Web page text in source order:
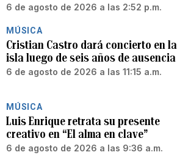
6 de agosto de 2026 a las 2:52 p.m.
MÚSICA
Cristian Castro dará concierto en la
isla luego de seis años de ausencia
6 de agosto de 2026 a las 11:15 a.m.
MÚSICA
Luis Enrique retrata su presente
creativo en “El alma en clave”
6 de agosto de 2026 a las 9:36 a.m.